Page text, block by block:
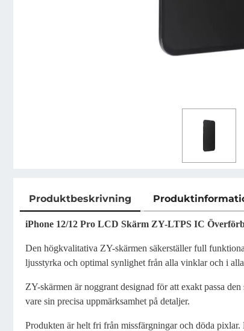
Produktbeskrivning
Produktbeskrivning
iPhone 12/12 Pro LCD Skärm ZY-LTPS IC
Den högkvalitativa ZY-skärmen säkerställer full
ljusstyrka och optimal synlighet från alla vinklar och i
ZY-skärmen är noggrant designad för att exakt passa
vare sin precisa uppmärksamhet på detaljer.
Produkten är helt fri från missfärgningar och döda